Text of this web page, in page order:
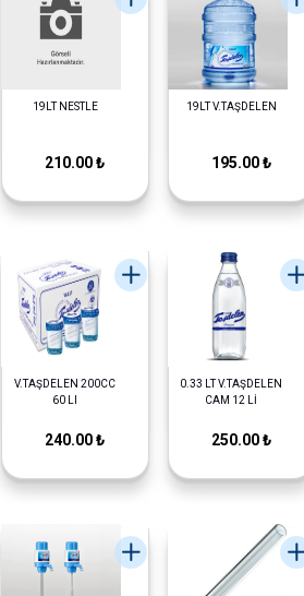
19LT NESTLE
210.00 ₺
19LT V.TAŞDELEN
195.00 ₺
V.TAŞDELEN 200CC
60 LI
240.00 ₺
0.33 LT V.TAŞDELEN
CAM 12 Lİ
250.00 ₺